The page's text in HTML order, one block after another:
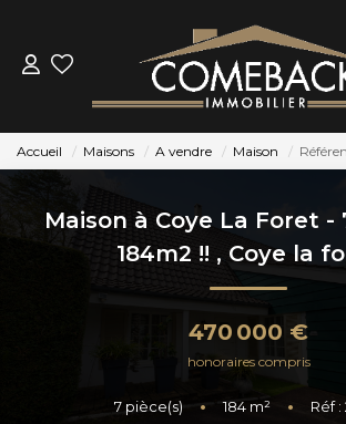
ACHETER
LOUER
ESTIMER
BIENS VENDUS
Accueil Maisons A vendre Maison
Maison à Coye La Foret -
184m2 !! , Coye la
470 000 €
honoraires compris
7 pièce(s) • 184 m² • Réf